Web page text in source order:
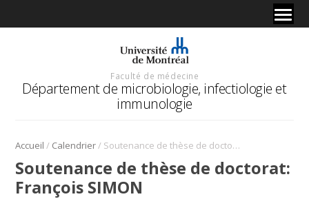
Faculté de médecine
Département de microbiologie, infectiologie et
immunologie
Accueil / Calendrier/ Soutenance de thèse de doctorat: François SIMON
Soutenance de thèse de doctorat:
François SIMON